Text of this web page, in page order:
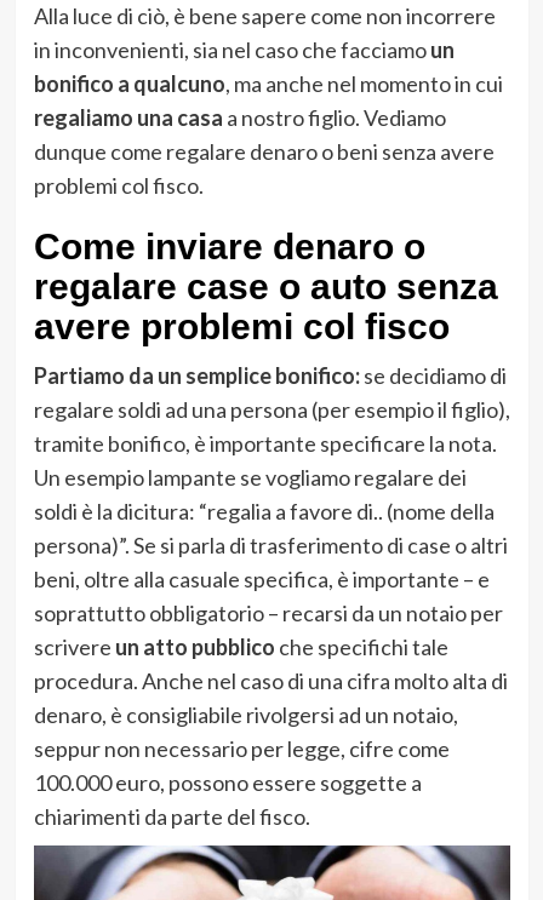
Alla luce di ciò, è bene sapere come non incorrere
in inconvenienti, sia nel caso che facciamoun
bonifico a qualcuno, ma anche nel momento in cui
regaliamo una casa a nostro figlio. Vediamo
dunque come regalare denaro o beni senza avere
problemi col fisco.
Come inviare denaro o
regalare case o auto senza
avere problemi col fisco
Partiamo da un semplice bonifico:se decidiamo di
regalare soldi ad una persona (per esempio il figlio),
tramite bonifico, è importante specificare la nota.
Un esempio lampante se vogliamo regalare dei
soldi è la dicitura: “regalia a favore di.. (nome della
persona)”. Se si parla di trasferimento di case o altri
beni, oltre alla casuale specifica, è importante – e
soprattutto obbligatorio – recarsi da un notaio per
scrivere un atto pubblico che specifichi tale
procedura. Anche nel caso di una cifra molto alta di
denaro, è consigliabile rivolgersi ad un notaio,
seppur non necessario per legge, cifre come
100.000 euro, possono essere soggette a
chiarimenti da parte del fisco.